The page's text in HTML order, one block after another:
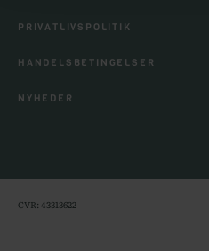
PRIVATLIVSPOLITIK
HANDELSBETINGELSER
NYHEDER
CVR: 43313622